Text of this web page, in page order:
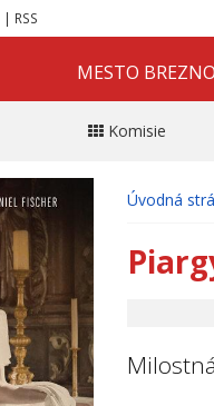
| RSS
MESTO BREZNO
Komisie
Úvodná